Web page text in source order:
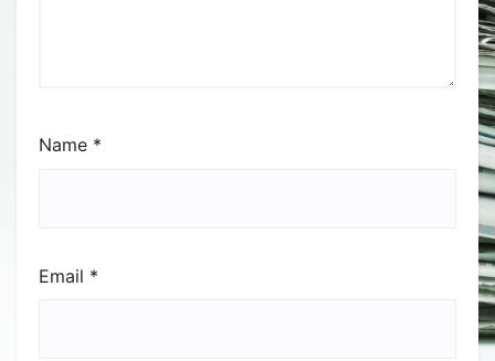
Name *
Email *